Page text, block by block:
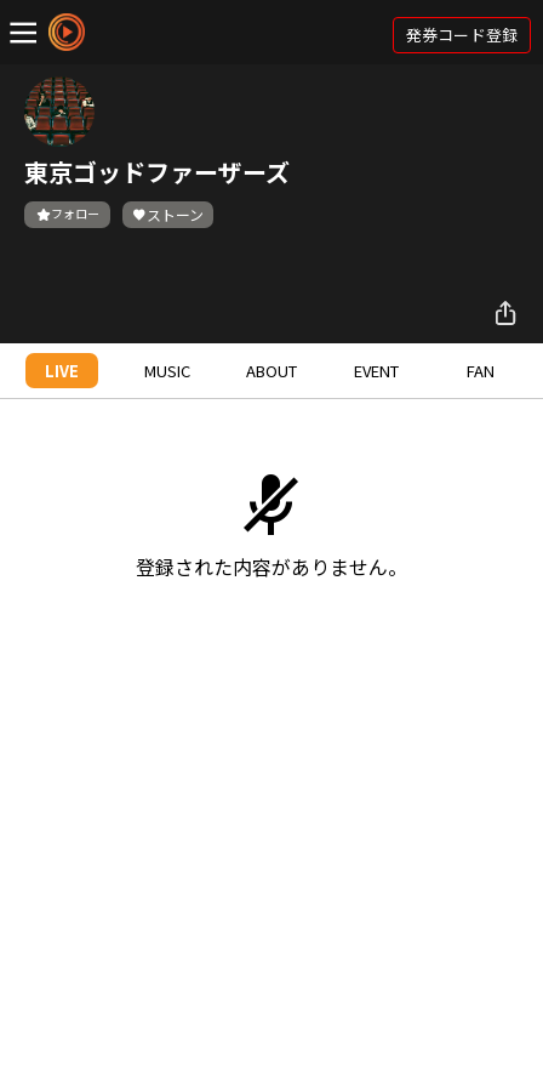
発券コード登録
東京ゴッドファーザーズ
フォロー ストーン
LIVE MUSIC ABOUT EVENT FAN
登録された内容がありません。